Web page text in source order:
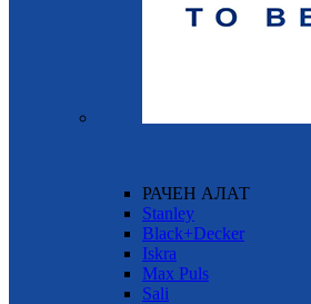
РАЧЕН АЛАТ
Stanley
Black+Decker
Iskra
Max Puls
Sali